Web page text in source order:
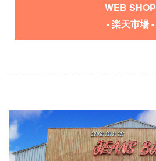
WEB SHOP
- 楽天市場 -